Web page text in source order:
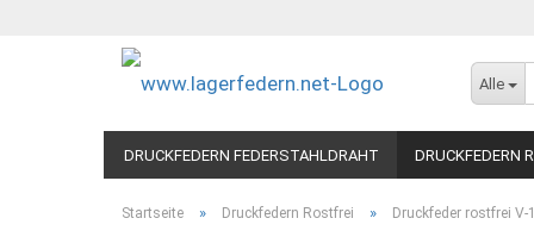
Alle
DRUCKFEDERN FEDERSTAHLDRAHT DRUCKFEDERN
Startseite » Druckfedern Rostfrei » Druckfeder rostfrei